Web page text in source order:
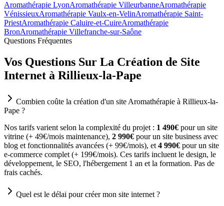
Aromathérapie LyonAromathérapie VilleurbanneAromathérapie
VénissieuxAromathérapie Vaulx-en-VelinAromathérapie Saint-
PriestAromathérapie Caluire-et-CuireAromathérapie
BronAromathérapie Villefranche-sur-Saône
Questions Fréquentes
Vos Questions Sur La Création de Site
Internet à Rillieux-la-Pape
Combien coûte la création d'un site Aromathérapie à Rillieux-la-
Pape ?
Nos tarifs varient selon la complexité du projet : 1 490€ pour un site
vitrine (+ 49€/mois maintenance), 2 990€ pour un site business avec
blog et fonctionnalités avancées (+ 99€/mois), et 4 990€ pour un site
e-commerce complet (+ 199€/mois). Ces tarifs incluent le design, le
développement, le SEO, l'hébergement 1 an et la formation. Pas de
frais cachés.
Quel est le délai pour créer mon site internet ?